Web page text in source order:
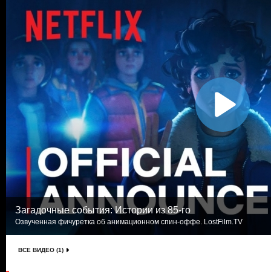
Загадочные события: Истории из 85-го
Озвученная фичуретка об анимационном спин-оффе. LostFilm.TV
ВСЕ ВИДЕО (1)